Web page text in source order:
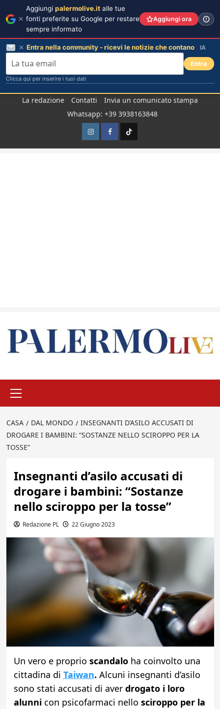
La redazione Contatti
Invia un comunicato stampa
Whatsapp: +39 3938163848
InstagramFacebook
TikTok
principale
CASA DAL MONDO
INSEGNANTI D’ASILO ACCUSATI DI
DROGARE I BAMBINI: “SOSTANZE NELLO SCIROPPO PER LA
TOSSE”
Insegnanti d’asilo accusati di
drogare i bambini: “Sostanze
nello sciroppo per la tosse”
Redazione PL 22 Giugno 2023
Un vero e proprio scandalo ha coinvolto una
cittadina di Taiwan. Alcuni insegnanti d’asilo
sono stati accusati di averdrogato i loro
alunni con psicofarmaci nello sciroppo per la
Aggiungi palermolive.it alle tue
fonti preferite su Google per restare
sempre informato
Aggiungi ora
Entra nella community - ricevi le notizie che contano IA
Entra
Clicca qui per inserire i tuoi dati